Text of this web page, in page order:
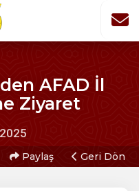
AFAD İl
Ziyaret
Paylaş Geri Dön